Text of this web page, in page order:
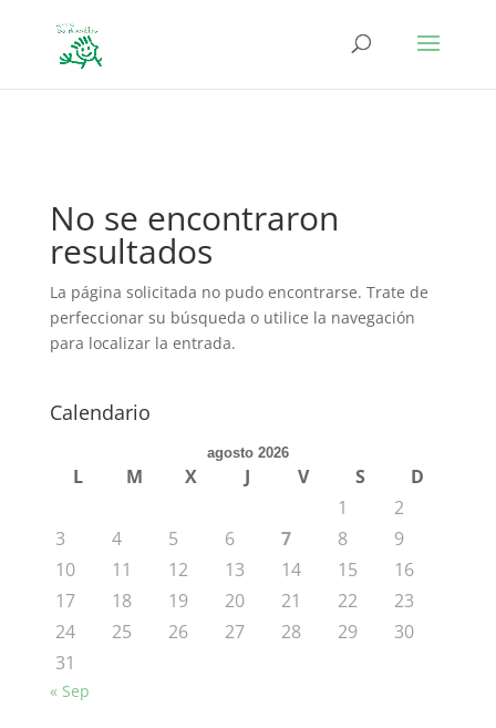
No se encontraron
resultados
La página solicitada no pudo encontrarse. Trate de
perfeccionar su búsqueda o utilice la navegación
para localizar la entrada.
Calendario
agosto 2026
L M X J V S
D
1
2
3
4 5 6 7 8
9
10
11 12 13 14 15
16
17
18 19 20 21 22
23
24
25 26 27 28 29
30
31
« Sep